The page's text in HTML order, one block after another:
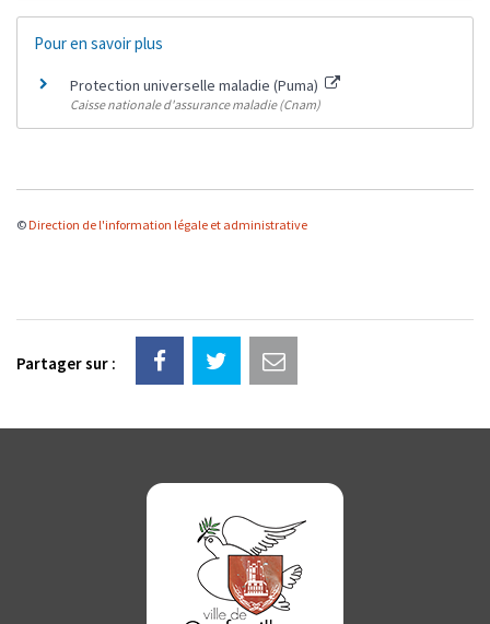
Pour en savoir plus
Protection universelle maladie (Puma)
Caisse nationale d'assurance maladie (Cnam)
© Direction de l'information légale et administrative
Partager sur :